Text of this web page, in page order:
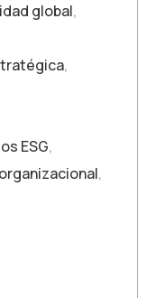
global,
,
ESG,
,